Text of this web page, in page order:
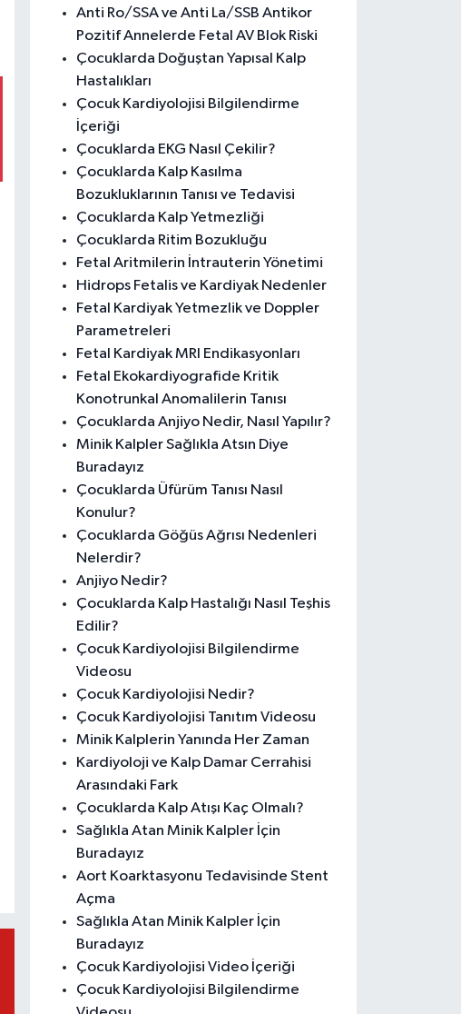
Anti Ro/SSA ve Anti La/SSB Antikor
Pozitif Annelerde Fetal AV Blok Riski
Çocuklarda Doğuştan Yapısal Kalp
Hastalıkları
Çocuk Kardiyolojisi Bilgilendirme
İçeriği
Çocuklarda EKG Nasıl Çekilir?
Çocuklarda Kalp Kasılma
Bozukluklarının Tanısı ve Tedavisi
Çocuklarda Kalp Yetmezliği
Çocuklarda Ritim Bozukluğu
Fetal Aritmilerin İntrauterin Yönetimi
Hidrops Fetalis ve Kardiyak Nedenler
Fetal Kardiyak Yetmezlik ve Doppler
Parametreleri
Fetal Kardiyak MRI Endikasyonları
Fetal Ekokardiyografide Kritik
Konotrunkal Anomalilerin Tanısı
Çocuklarda Anjiyo Nedir, Nasıl Yapılır?
Minik Kalpler Sağlıkla Atsın Diye
Buradayız
Çocuklarda Üfürüm Tanısı Nasıl
Konulur?
Çocuklarda Göğüs Ağrısı Nedenleri
Nelerdir?
Anjiyo Nedir?
Çocuklarda Kalp Hastalığı Nasıl Teşhis
Edilir?
Çocuk Kardiyolojisi Bilgilendirme
Videosu
Çocuk Kardiyolojisi Nedir?
Çocuk Kardiyolojisi Tanıtım Videosu
Minik Kalplerin Yanında Her Zaman
Kardiyoloji ve Kalp Damar Cerrahisi
Arasındaki Fark
Çocuklarda Kalp Atışı Kaç Olmalı?
Sağlıkla Atan Minik Kalpler İçin
Buradayız
Aort Koarktasyonu Tedavisinde Stent
Açma
Sağlıkla Atan Minik Kalpler İçin
Buradayız
Çocuk Kardiyolojisi Video İçeriği
Çocuk Kardiyolojisi Bilgilendirme